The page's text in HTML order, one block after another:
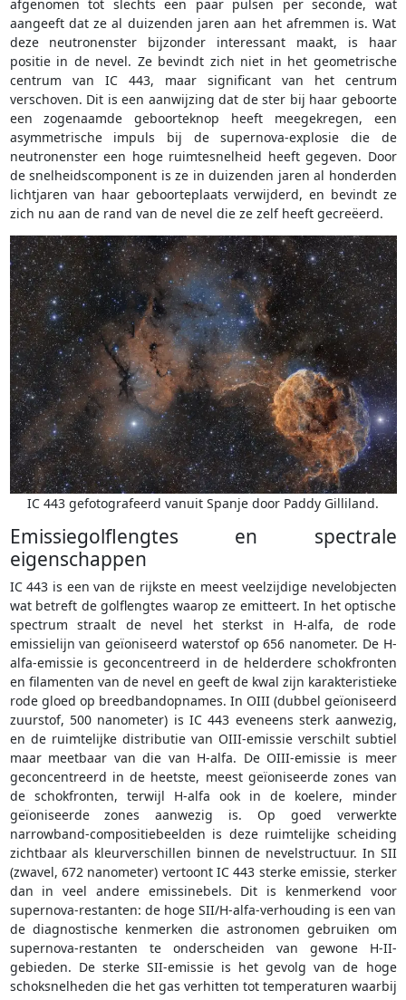
afgenomen tot slechts een paar pulsen per seconde, wat
aangeeft dat ze al duizenden jaren aan het afremmen is. Wat
deze neutronenster bijzonder interessant maakt, is haar
positie in de nevel. Ze bevindt zich niet in het geometrische
centrum van IC 443, maar significant van het centrum
verschoven. Dit is een aanwijzing dat de ster bij haar geboorte
een zogenaamde geboorteknop heeft meegekregen, een
asymmetrische impuls bij de supernova-explosie die de
neutronenster een hoge ruimtesnelheid heeft gegeven. Door
de snelheidscomponent is ze in duizenden jaren al honderden
lichtjaren van haar geboorteplaats verwijderd, en bevindt ze
zich nu aan de rand van de nevel die ze zelf heeft gecreëerd.
IC 443 gefotografeerd vanuit Spanje door Paddy Gilliland.
Emissiegolflengtes en spectrale
eigenschappen
IC 443 is een van de rijkste en meest veelzijdige nevelobjecten
wat betreft de golflengtes waarop ze emitteert. In het optische
spectrum straalt de nevel het sterkst in H-alfa, de rode
emissielijn van geïoniseerd waterstof op 656 nanometer. De H-
alfa-emissie is geconcentreerd in de helderdere schokfronten
en filamenten van de nevel en geeft de kwal zijn karakteristieke
rode gloed op breedbandopnames. In OIII (dubbel geïoniseerd
zuurstof, 500 nanometer) is IC 443 eveneens sterk aanwezig,
en de ruimtelijke distributie van OIII-emissie verschilt subtiel
maar meetbaar van die van H-alfa. De OIII-emissie is meer
geconcentreerd in de heetste, meest geïoniseerde zones van
de schokfronten, terwijl H-alfa ook in de koelere, minder
geïoniseerde zones aanwezig is. Op goed verwerkte
narrowband-compositiebeelden is deze ruimtelijke scheiding
zichtbaar als kleurverschillen binnen de nevelstructuur. In SII
(zwavel, 672 nanometer) vertoont IC 443 sterke emissie, sterker
dan in veel andere emissinebels. Dit is kenmerkend voor
supernova-restanten: de hoge SII/H-alfa-verhouding is een van
de diagnostische kenmerken die astronomen gebruiken om
supernova-restanten te onderscheiden van gewone H-II-
gebieden. De sterke SII-emissie is het gevolg van de hoge
schoksnelheden die het gas verhitten tot temperaturen waarbij